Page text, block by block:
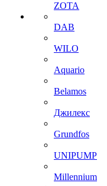
ZOTA
DAB
WILO
Aquario
Belamos
Джилекс
Grundfos
UNIPUMP
Millennium